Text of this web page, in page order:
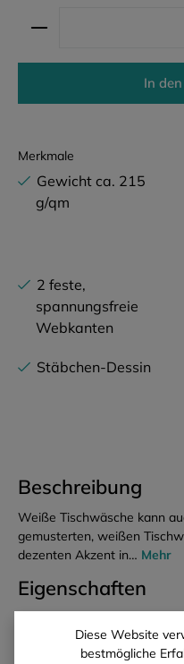
Produkt Anzahl:
In
Merkmale
Gewicht ca. 215
g/qm
2 feste,
spannungsfreie
Webkanten
Stäbchen-Dessin
Beschreibung
Weiße Tischwäsche kann
gemusterten, weißen
dezenten Akzent in… Mehr
Eigenschaften
Diese Website
bestmögliche